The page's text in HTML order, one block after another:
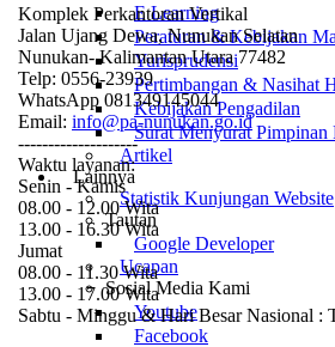
E Learning
Peraturan & Kebijakan
Yurisprudensi
Pertimbangan & Nasihat
Kebijakan Pengadilan
Surat Menyurat Pimpinan
Artikel
Lainnya
Statistik Kunjungan Website
Tautan
Google Developer
Ucapan
Sosial Media Kami
Youtube
Facebook
Komplek Perkantoran Vertikal
Jalan Ujang Dewa, Nunukan Selatan
Nunukan- Kalimantan Utara 77482
Telp: 0556-23939
WhatsApp 081349145044
Email: info@pa-nunukan.go.id
--------------------
Waktu layanan:
Senin - Kamis
08.00 - 12.00 Wita
13.00 - 16.30 Wita
Jumat
08.00 - 11.30 Wita
13.00 - 17.00 Wita
Sabtu - Minggu & Hari Besar Nasional :